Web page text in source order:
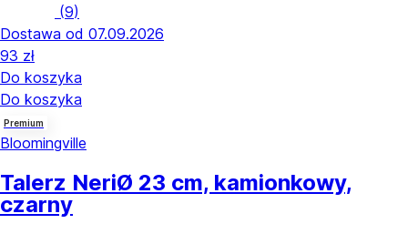
(9)
Dostawa od 07.09.2026
93 zł
Do koszyka
Do koszyka
Premium
Bloomingville
Talerz NeriØ 23 cm, kamionkowy,
czarny